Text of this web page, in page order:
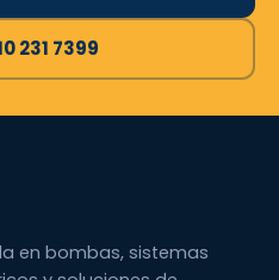
231 7399
en bombas, sistemas